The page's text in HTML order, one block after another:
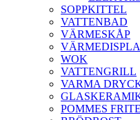
SOPPKITTEL
VATTENBAD
VÄRMESKÅP
WOK
VATTENGRILL
VARMA
POMMES